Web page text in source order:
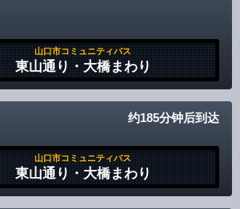
山口市コミュニティバス
東山通り・大橋まわり
约185分钟后到达
山口市コミュニティバス
東山通り・大橋まわり